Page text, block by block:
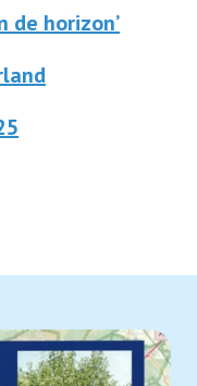
de horizon’